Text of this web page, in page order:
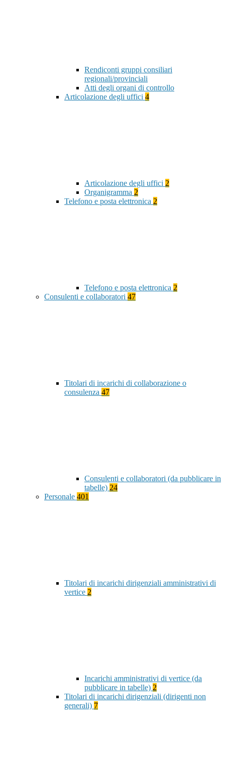
Rendiconti gruppi consiliari
regionali/provinciali
Atti degli organi di controllo
Articolazione degli uffici 4
Articolazione degli uffici 2
Organigramma 2
Telefono e posta elettronica 2
Telefono e posta elettronica 2
Consulenti e collaboratori 47
Titolari di incarichi di collaborazione o
consulenza 47
Consulenti e collaboratori (da pubblicare in
tabelle) 24
Personale 401
Titolari di incarichi dirigenziali amministrativi di
vertice 2
Incarichi amministrativi di vertice (da
pubblicare in tabelle) 2
Titolari di incarichi dirigenziali (dirigenti non
generali) 7